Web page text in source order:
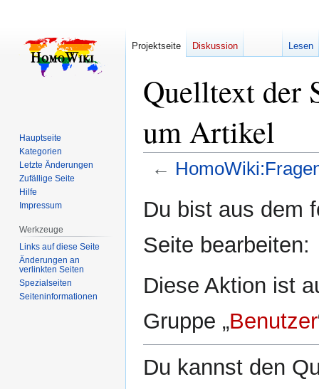
Quelltext der
um Artikel
←
Navigation
Suche
Du bist aus dem
Seite bearbeiten:
Diese Aktion ist
Gruppe „Benutzer
Du kannst den
Projektseite Diskussion Lesen
Hauptseite
Kategorien
Letzte Änderungen
Zufällige Seite
Hilfe
Impressum
Werkzeuge
Links auf diese Seite
Änderungen an
verlinkten Seiten
Spezialseiten
Seiten­­informationen